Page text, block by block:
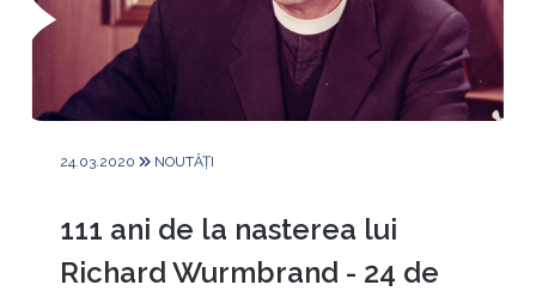
24.03.2020 NOUTĂȚI
111 ani de la nasterea lui
Richard Wurmbrand - 24 de